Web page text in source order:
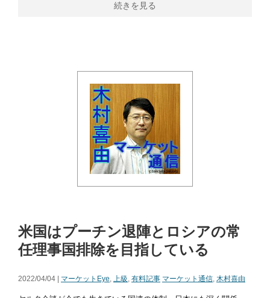
続きを見る
米国はプーチン退陣とロシアの常
任理事国排除を目指している
2022/04/04 | マーケットEye, 上級, 有料記事 マーケット通信, 木村喜由